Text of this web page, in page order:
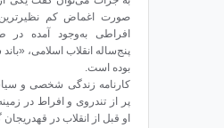
صورت اغماض کم نظیرترین
افراطی به‌وجود آمده
پنج‌ساله انقلاب اسلامی،
بوده است.
کارنامه زندگی شخصی و
پر از تندروی و افراط در
او قبل از انقلاب در